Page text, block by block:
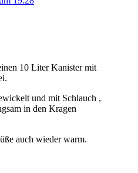
10 Liter Kanister mit
und mit Schlauch ,
in den Kragen
auch wieder warm.